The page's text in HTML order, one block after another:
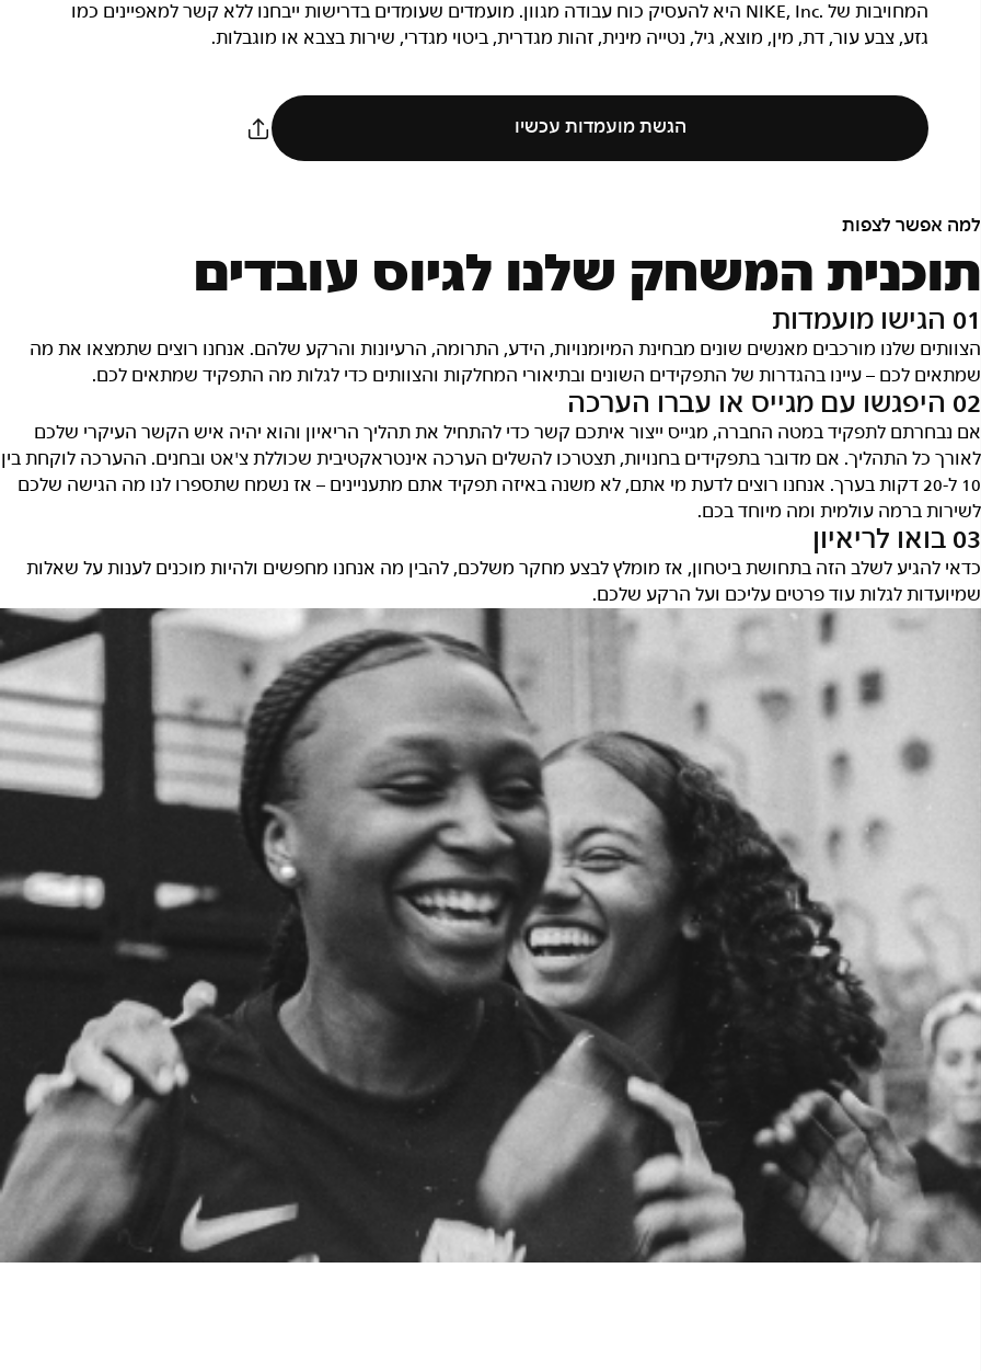
המחויבות של NIKE, Inc.‎ היא להעסיק כוח עבודה מגוון. מועמדים שעומדים בדרישות ייבחנו ללא קשר למאפיינים כמו
גזע, צבע עור, דת, מין, מוצא, גיל, נטייה מינית, זהות מגדרית, ביטוי מגדרי, שירות בצבא או מוגבלות.
הגשת מועמדות עכשיו
למה אפשר לצפות
תוכנית המשחק שלנו לגיוס עובדים
01 הגישו מועמדות
הצוותים שלנו מורכבים מאנשים שונים מבחינת המיומנויות, הידע, התרומה, הרעיונות והרקע שלהם. אנחנו רוצים שתמצאו את מה
שמתאים לכם – עיינו בהגדרות של התפקידים השונים ובתיאורי המחלקות והצוותים כדי לגלות מה התפקיד שמתאים לכם.
02 היפגשו עם מגייס או עברו הערכה
אם נבחרתם לתפקיד במטה החברה, מגייס ייצור איתכם קשר כדי להתחיל את תהליך הריאיון והוא יהיה איש הקשר העיקרי שלכם
לאורך כל התהליך. אם מדובר בתפקידים בחנויות, תצטרכו להשלים הערכה אינטראקטיבית שכוללת צ'אט ובחנים. ההערכה לוקחת בין
10 ל-20 דקות בערך. אנחנו רוצים לדעת מי אתם, לא משנה באיזה תפקיד אתם מתעניינים – אז נשמח שתספרו לנו מה הגישה שלכם
לשירות ברמה עולמית ומה מיוחד בכם.
03 בואו לריאיון
כדאי להגיע לשלב הזה בתחושת ביטחון, אז מומלץ לבצע מחקר משלכם, להבין מה אנחנו מחפשים ולהיות מוכנים לענות על שאלות
שמיועדות לגלות עוד פרטים עליכם ועל הרקע שלכם.